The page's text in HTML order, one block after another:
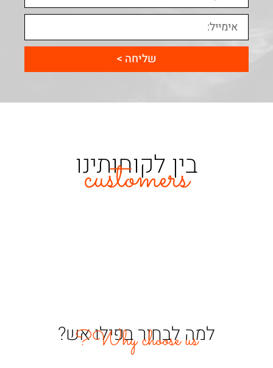
שליחה >
בין לקוחותינו
customers
למה לבחור בפילו אש?
Why choose us?